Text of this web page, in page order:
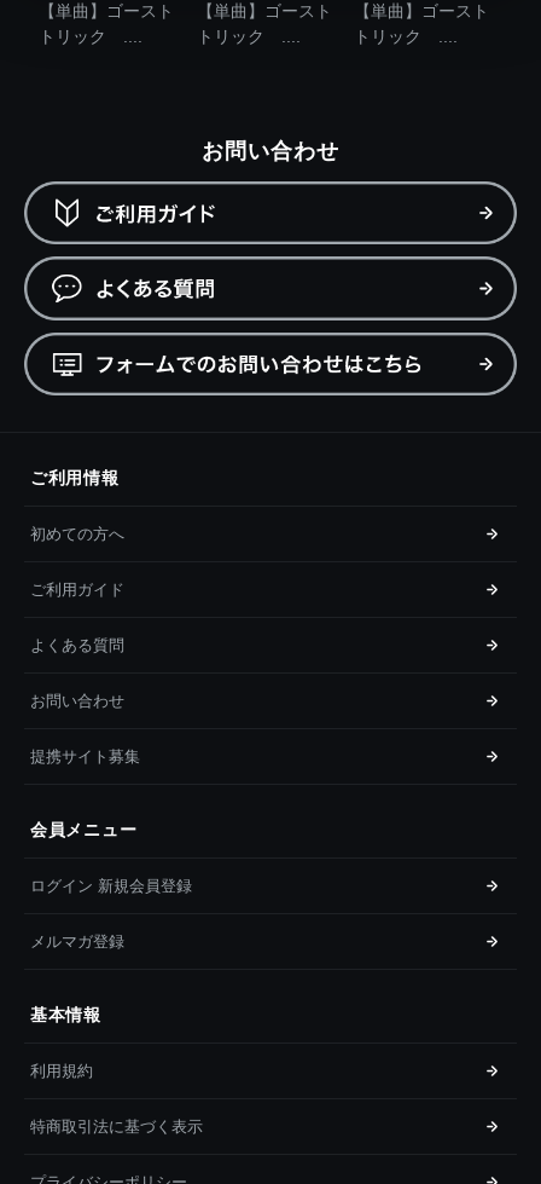
【単曲】ゴースト
トリック ....
【単曲】ゴースト
トリック ....
【単曲】ゴースト
トリック ....
お問い合わせ
ご利用情報
初めての方へ
ご利用ガイド
よくある質問
お問い合わせ
提携サイト募集
会員メニュー
ログイン 新規会員登録
メルマガ登録
基本情報
利用規約
特商取引法に基づく表示